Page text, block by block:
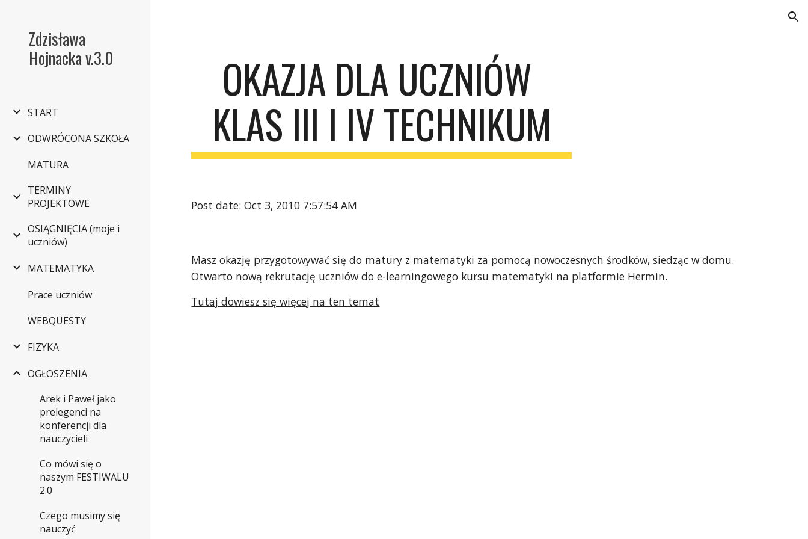
Zdzisława
Hojnacka v.3.0
START
ODWRÓCONA SZKOŁA
MATURA
TERMINY
PROJEKTOWE
OSIĄGNIĘCIA (moje i
uczniów)
MATEMATYKA
Prace uczniów
WEBQUESTY
FIZYKA
OGŁOSZENIA
Arek i Paweł jako
prelegenci na
konferencji dla
nauczycieli
Co mówi się o
naszym FESTIWALU
2.0
Czego musimy się
nauczyć
OKAZJA DLA UCZNIÓW
KLAS III I IV TECHNIKUM
Post date: Oct 3, 2010 7:57:54 AM
Masz okazję przygotowywać się do matury z matematyki za pomocą nowoczesnych środków, siedząc w domu.
Otwarto nową rekrutację uczniów do e-learningowego kursu matematyki na platformie Hermin.
Tutaj dowiesz się więcej na ten temat